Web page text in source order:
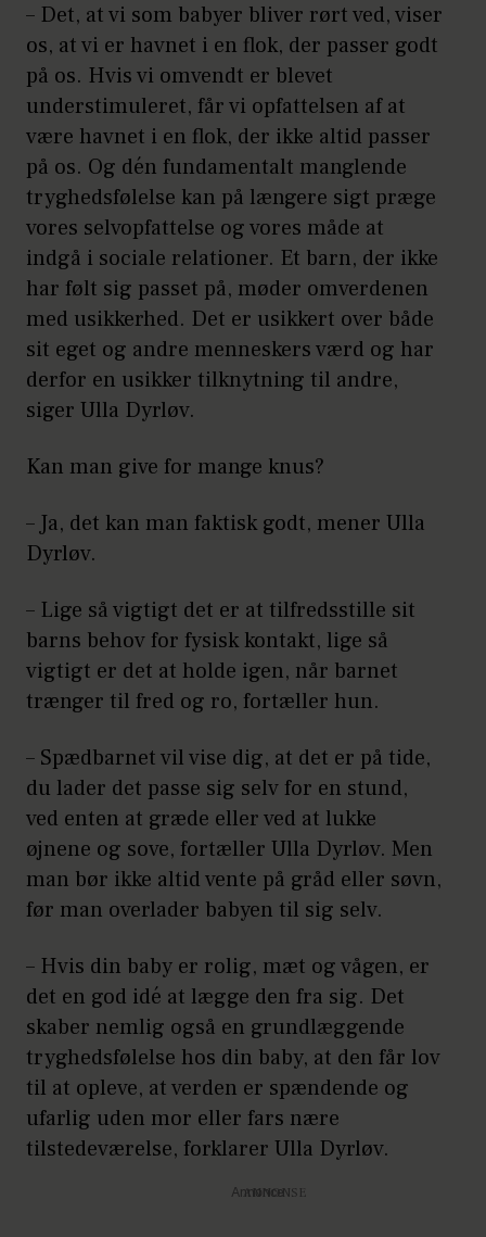
– Det, at vi som babyer bliver rørt ved, viser
os, at vi er havnet i en flok, der passer godt
på os. Hvis vi omvendt er blevet
understimuleret, får vi opfattelsen af at
være havnet i en flok, der ikke altid passer
på os. Og dén fundamentalt manglende
tryghedsfølelse kan på længere sigt præge
vores selvopfattelse og vores måde at
indgå i sociale relationer. Et barn, der ikke
har følt sig passet på, møder omverdenen
med usikkerhed. Det er usikkert over både
sit eget og andre menneskers værd og har
derfor en usikker tilknytning til andre,
siger Ulla Dyrløv.
Kan man give for mange knus?
– Ja, det kan man faktisk godt, mener Ulla
Dyrløv.
– Lige så vigtigt det er at tilfredsstille sit
barns behov for fysisk kontakt, lige så
vigtigt er det at holde igen, når barnet
trænger til fred og ro, fortæller hun.
– Spædbarnet vil vise dig, at det er på tide,
du lader det passe sig selv for en stund,
ved enten at græde eller ved at lukke
øjnene og sove, fortæller Ulla Dyrløv. Men
man bør ikke altid vente på gråd eller søvn,
før man overlader babyen til sig selv.
– Hvis din baby er rolig, mæt og vågen, er
det en god idé at lægge den fra sig. Det
skaber nemlig også en grundlæggende
tryghedsfølelse hos din baby, at den får lov
til at opleve, at verden er spændende og
ufarlig uden mor eller fars nære
tilstedeværelse, forklarer Ulla Dyrløv.
Annonce